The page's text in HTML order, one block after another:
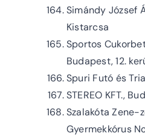
Simándy József
Kistarcsa
Sportos
Budapest, 12.
Spuri Futó és
STEREO KFT.,
Szalakóta Zene-
Gyermekkórus